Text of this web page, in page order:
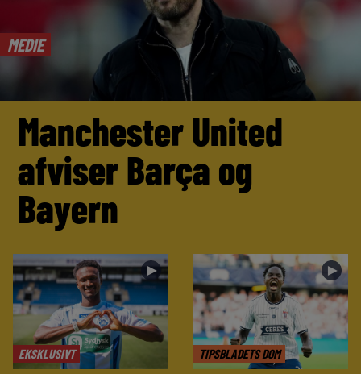
MEDIE
Manchester United
afviser Barça og
Bayern
EKSKLUSIVT
►
TIPSBLADETS DOM
►